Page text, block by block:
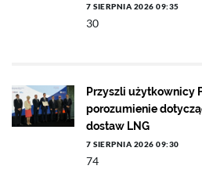
7 SIERPNIA 2026 09:35
30
Przyszli użytkownicy
porozumienie
dostaw LNG
7 SIERPNIA 2026 09:30
74